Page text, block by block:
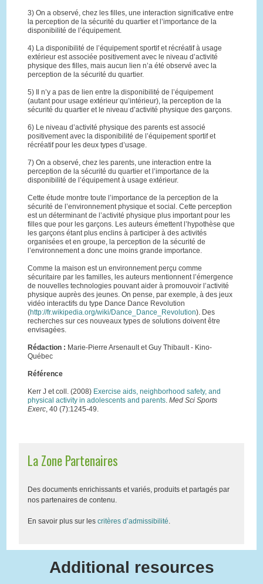
3) On a observé, chez les filles, une interaction significative entre
la perception de la sécurité du quartier et l’importance de la
disponibilité de l’équipement.
4) La disponibilité de l’équipement sportif et récréatif à usage
extérieur est associée positivement avec le niveau d’activité
physique des filles, mais aucun lien n’a été observé avec la
perception de la sécurité du quartier.
5) Il n’y a pas de lien entre la disponibilité de l’équipement
(autant pour usage extérieur qu’intérieur), la perception de la
sécurité du quartier et le niveau d’activité physique des garçons.
6) Le niveau d’activité physique des parents est associé
positivement avec la disponibilité de l’équipement sportif et
récréatif pour les deux types d’usage.
7) On a observé, chez les parents, une interaction entre la
perception de la sécurité du quartier et l’importance de la
disponibilité de l’équipement à usage extérieur.
Cette étude montre toute l’importance de la perception de la
sécurité de l’environnement physique et social. Cette perception
est un déterminant de l’activité physique plus important pour les
filles que pour les garçons. Les auteurs émettent l’hypothèse que
les garçons étant plus enclins à participer à des activités
organisées et en groupe, la perception de la sécurité de
l’environnement a donc une moins grande importance.
Comme la maison est un environnement perçu comme
sécuritaire par les familles, les auteurs mentionnent l’émergence
de nouvelles technologies pouvant aider à promouvoir l’activité
physique auprès des jeunes. On pense, par exemple, à des jeux
vidéo interactifs du type Dance Dance Revolution
(http://fr.wikipedia.org/wiki/Dance_Dance_Revolution). Des
recherches sur ces nouveaux types de solutions doivent être
envisagées.
Rédaction : Marie-Pierre Arsenault et Guy Thibault - Kino-
Québec
Référence
Kerr J et coll. (2008) Exercise aids, neighborhood safety, and
physical activity in adolescents and parents. Med Sci Sports
Exerc, 40 (7):1245-49.
La Zone Partenaires
Des documents enrichissants et variés, produits et partagés par
nos partenaires de contenu.
En savoir plus sur les critères d’admissibilité.
Additional resources